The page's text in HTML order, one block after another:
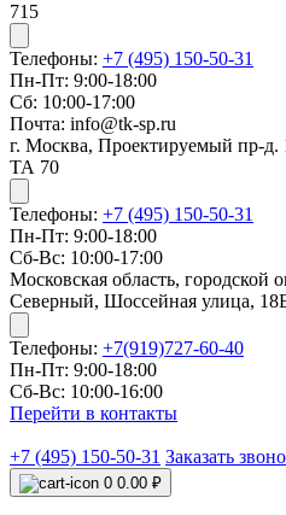
715
Телефоны: +7 (495) 150-50-31
Пн-Пт: 9:00-18:00
Сб: 10:00-17:00
Почта: info@tk-sp.ru
г. Москва, Проектируемый пр-д.
ТА 70
Телефоны: +7 (495) 150-50-31
Пн-Пт: 9:00-18:00
Сб-Вс: 10:00-17:00
Московская область, городской
Северный, Шоссейная улица,
Телефоны: +7(919)727-60-40
Пн-Пт: 9:00-18:00
Сб-Вс: 10:00-16:00
Перейти в контакты
+7 (495) 150-50-31 Заказать
0 0.00 ₽